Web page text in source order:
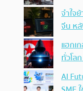
จำใจ
จีน หลั
แฮกเ
ทั่วโล
AI